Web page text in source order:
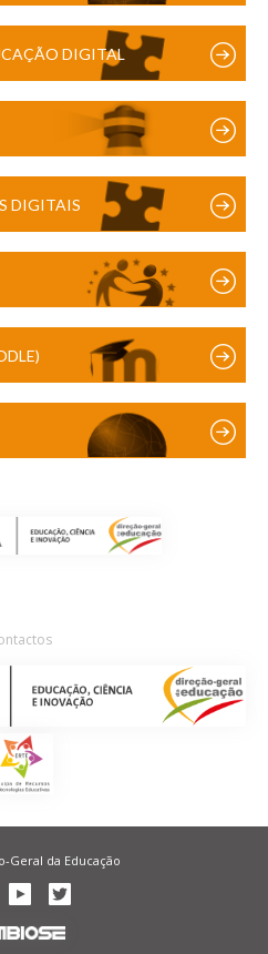
DIGITAL
DIGITAIS
Geral da Educação